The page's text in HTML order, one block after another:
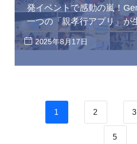
発イベントで感動の嵐！
一つの「親孝行アプリ」が
2025年8月17日
1 2 3
5